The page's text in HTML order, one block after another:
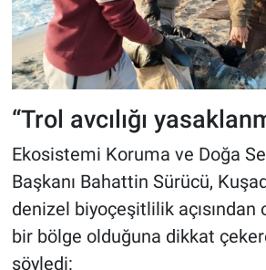
“Trol avcılığı
Ekosistemi Koruma ve Doğa
Başkanı Bahattin Sürücü,
denizel biyoçeşitlilik açısından
bir bölge olduğuna dikkat
söyledi: